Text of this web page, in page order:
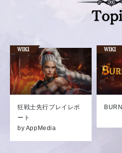
狂戦士先行プレイレポ
ート
by AppMedia